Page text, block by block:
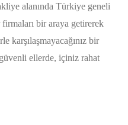
alanında Türkiye geneli
bir araya getirerek
karşılaşmayacağınız bir
ellerde, içiniz rahat